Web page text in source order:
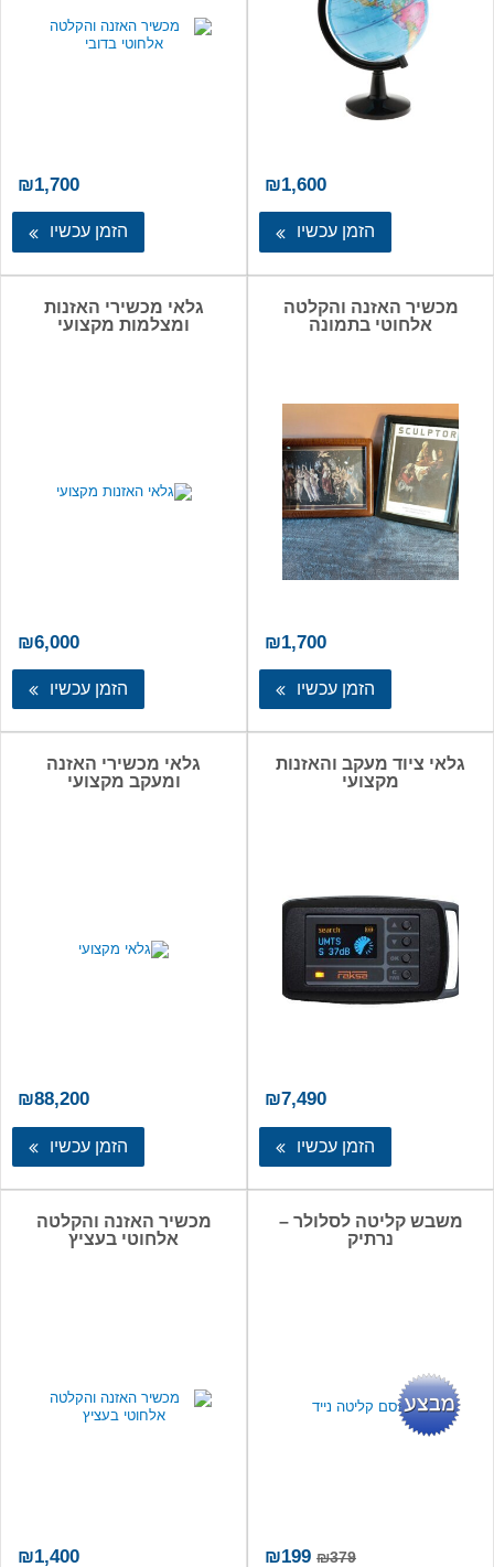
₪1,600
הזמן עכשיו
₪1,700
הזמן עכשיו
מכשיר האזנה והקלטה
אלחוטי בתמונה
₪1,700
הזמן עכשיו
גלאי מכשירי האזנות
ומצלמות מקצועי
₪6,000
הזמן עכשיו
גלאי ציוד מעקב והאזנות
מקצועי
₪7,490
הזמן עכשיו
גלאי מכשירי האזנה
ומעקב מקצועי
₪88,200
הזמן עכשיו
משבש קליטה לסלולר –
נרתיק
₪379
המחיר
₪199
מכשיר האזנה והקלטה
אלחוטי בעציץ
₪1,400